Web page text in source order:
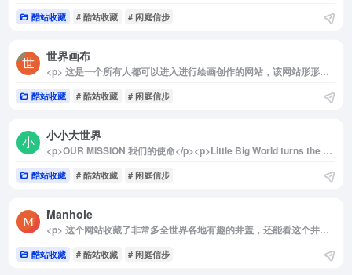
酷站收藏 # 酷站收藏 # 闲庭信步
世界画布
<p> 这是一个所有人都可以进入进行绘画创作的网站，该网站形形色色各种五花八门的涂鸦都有，在这里你可以看到正常绘画创作，也可以看到随意的胡乱涂鸦，都非常的魔性。 </p>
酷站收藏 # 酷站收藏 # 闲庭信步
小小大世界
<p>OUR MISSION 我们的使命</p><p>Little Big World turns the most beautiful and interesting places on earth into adorable miniature models using tilt-shift photography with spectacular drone cinematography and amazing time lapses.</p><p>Little Big World 使用移轴摄影、壮观的无人机摄影和令人惊叹的延时摄影，将地球上最美丽、最有趣的地方变成可爱的微型模型。</p><p>Discover the world in a way you’ve never seen it before.</p><p>以您从未见过的方式探索世界。</p>
酷站收藏 # 酷站收藏 # 闲庭信步
Manhole
<p> 这个网站收藏了非常多全世界各地有趣的井盖，还能看这个井盖具体在什么地方。 </p>
酷站收藏 # 酷站收藏 # 闲庭信步